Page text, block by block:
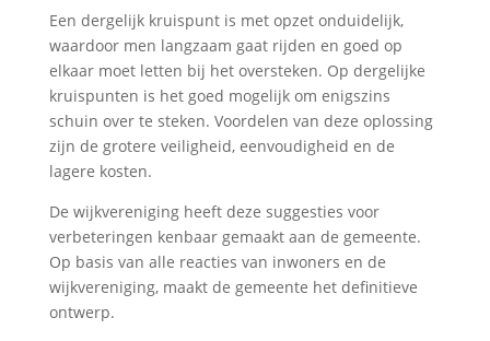
Een dergelijk kruispunt is met opzet onduidelijk,
waardoor men langzaam gaat rijden en goed op
elkaar moet letten bij het oversteken. Op dergelijke
kruispunten is het goed mogelijk om enigszins
schuin over te steken. Voordelen van deze oplossing
zijn de grotere veiligheid, eenvoudigheid en de
lagere kosten.
De wijkvereniging heeft deze suggesties voor
verbeteringen kenbaar gemaakt aan de gemeente.
Op basis van alle reacties van inwoners en de
wijkvereniging, maakt de gemeente het definitieve
ontwerp.